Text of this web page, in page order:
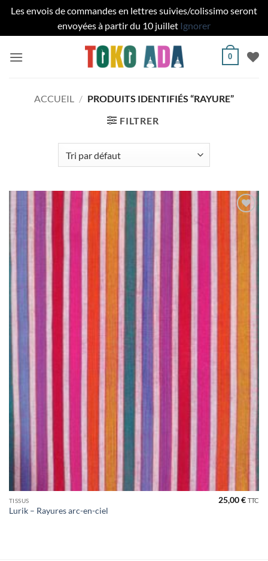
Les envois de commandes en lettres suivies/colissimo seront
envoyées à partir du 10 juillet Ignorer
0
ACCUEIL / PRODUITS IDENTIFIÉS “RAYURE”
FILTRER
TISSUS
Lurik – Rayures arc-en-ciel
25,00€ TTC